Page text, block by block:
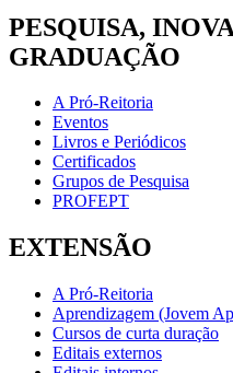
PESQUISA,
GRADUAÇÃO
A Pró-Reitoria
Eventos
Livros e Periódicos
Certificados
Grupos de Pesquisa
PROFEPT
EXTENSÃO
A Pró-Reitoria
Aprendizagem (Jovem
Cursos de curta duração
Editais externos